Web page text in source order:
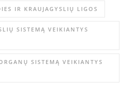
IR KRAUJAGYSLIŲ LIGOS
SISTEMĄ VEIKIANTYS
SISTEMĄ VEIKIANTYS